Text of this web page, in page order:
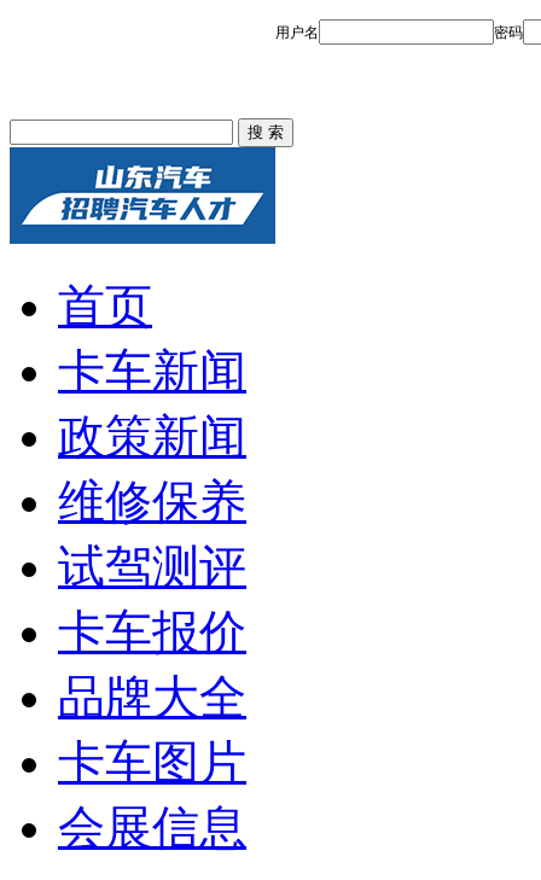
首页
卡车新闻
政策新闻
维修保养
试驾测评
卡车报价
品牌大全
卡车图片
会展信息